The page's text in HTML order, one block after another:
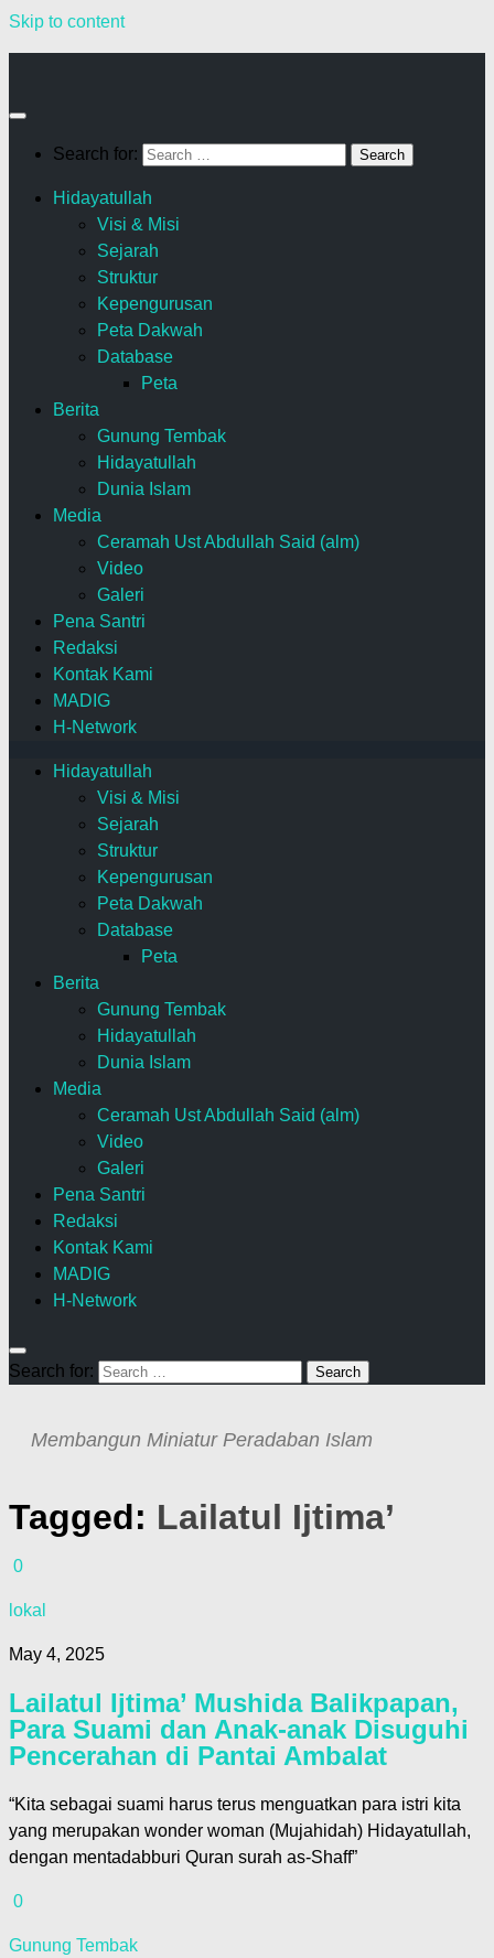
Skip to content
Search for:
Hidayatullah
Visi & Misi
Sejarah
Struktur
Kepengurusan
Peta Dakwah
Database
Peta
Berita
Gunung Tembak
Hidayatullah
Dunia Islam
Media
Ceramah Ust Abdullah Said (alm)
Video
Galeri
Pena Santri
Redaksi
Kontak Kami
MADIG
H-Network
Hidayatullah
Visi & Misi
Sejarah
Struktur
Kepengurusan
Peta Dakwah
Database
Peta
Berita
Gunung Tembak
Hidayatullah
Dunia Islam
Media
Ceramah Ust Abdullah Said (alm)
Video
Galeri
Pena Santri
Redaksi
Kontak Kami
MADIG
H-Network
Search for:
Membangun Miniatur Peradaban Islam
Tagged: Lailatul Ijtima’
0
lokal
May 4, 2025
Lailatul Ijtima’ Mushida Balikpapan,
Para Suami dan Anak-anak Disuguhi
Pencerahan di Pantai Ambalat
“Kita sebagai suami harus terus menguatkan para istri kita
yang merupakan wonder woman (Mujahidah) Hidayatullah,
dengan mentadabburi Quran surah as-Shaff”
0
Gunung Tembak